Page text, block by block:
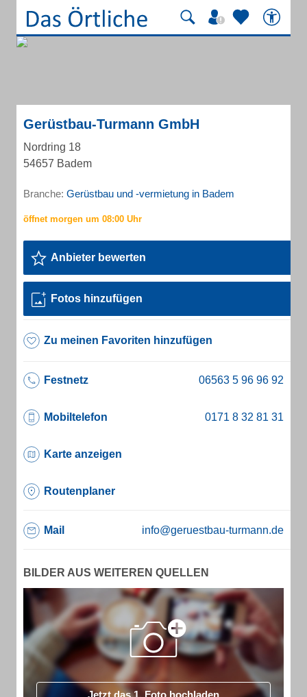
Gerüstbau-Turmann GmbH
Nordring 18
54657 Badem
Branche: Gerüstbau und -vermietung in Badem
Anbieter bewerten
Fotos hinzufügen
Zu meinen Favoriten hinzufügen
Festnetz
Mobiltelefon
Karte anzeigen
Routenplaner
Mail info@geruestbau-turmann.de
BILDER AUS WEITEREN QUELLEN
Jetzt das 1. Foto hochladen